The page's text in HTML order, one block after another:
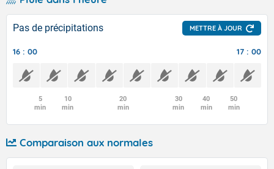
Pas de précipitations METTRE À JOUR
16 : 00 17 : 00
5
min
10
min
20
min
30
min
40
min
50
min
Comparaison aux normales